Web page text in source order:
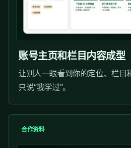
账号主页和栏目内容成型
让别人一眼看到你的定位、栏目
只说“我学过”。
合作资料